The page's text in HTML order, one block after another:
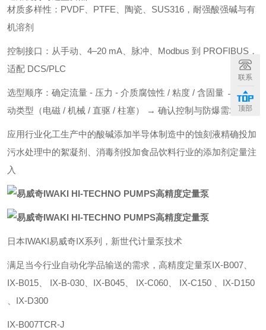
材质多样性：PVDF、PTFE、陶瓷、SUS316，耐强酸强碱与有
机溶剂
控制接口：从手动、4–20 mA、脉冲、Modbus 到 PROFIBUS，
适配 DCS/PLC
选型顺序：确定流量 - 压力 - 介质腐蚀性 / 粘度 / 含固量 → 选驱
动类型（电磁 / 机械 / 直驱 / 柱塞） → 确认控制与防爆需求
应用行业化工生产中的酸碱添加半导体制造中的蚀刻液精确投加
污水处理中的絮凝剂、消毒剂投加食品饮料行业的添加剂定量注
入
日本IWAKI易威奇IX系列，新世代计量泵技术
满足当今行业自动化学品输送的需求，高精度定量泵IX-B007、
IX-B015、 IX-B-030、IX-B045、 IX-C060、 IX-C150 、IX-D150
、IX-D300
IX-B007TCR-J
联系
顶部